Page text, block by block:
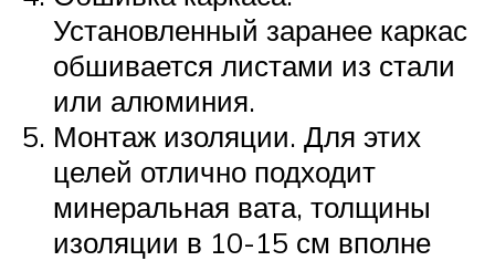
Установленный заранее каркас
обшивается листами из стали
или алюминия.
Монтаж изоляции. Для этих
целей отлично подходит
минеральная вата, толщины
изоляции в 10-15 см вполне